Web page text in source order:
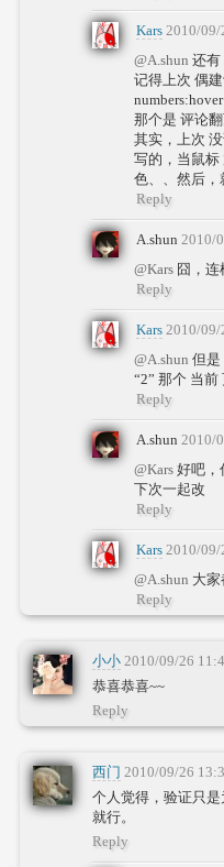
Kars 2010/09/
@A.shun 还有
记得上次 偶
那个是 评论翻
其实，上次 没
写的，当鼠标
色、、然后，
Reply
A.shun 2010/
@Kars 囧，
Reply
Kars 2010/09/
@A.shun 但是
“2” 那个 当前
Reply
A.shun 2010/
@Kars 好吧，
下次一起改
Reply
Kars 2010/09/
@A.shun 大
Reply
小小 2010/09/26
恭喜恭喜~~
Reply
西门 2010/09/26
个人觉得，验证只
就行。
Reply